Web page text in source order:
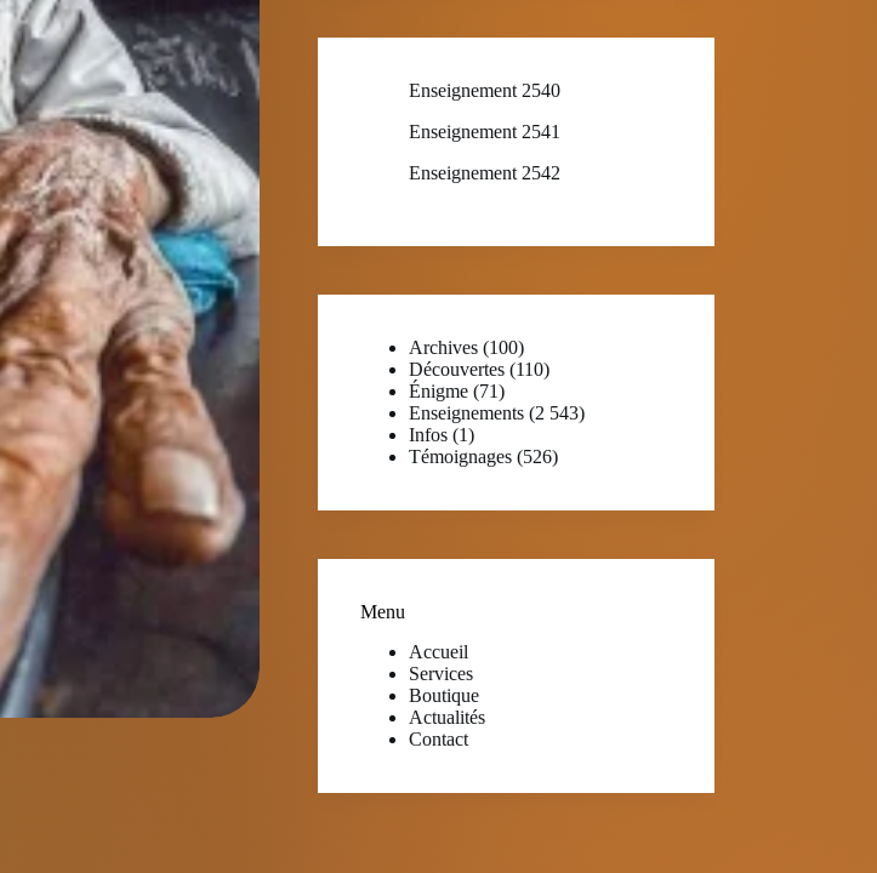
Enseignement 2540
Enseignement 2541
Enseignement 2542
Archives (100)
Découvertes (110)
Énigme (71)
Enseignements (2 543)
Infos (1)
Témoignages (526)
Menu
Accueil
Services
Boutique
Actualités
Contact